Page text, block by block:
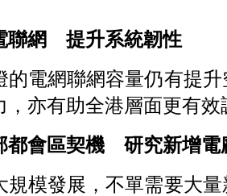
聯網 提升系統韌性
的電網聯網容量仍有提
，亦有助全港層面更有
都會區契機 研究新增電
規模發展，不單需要大